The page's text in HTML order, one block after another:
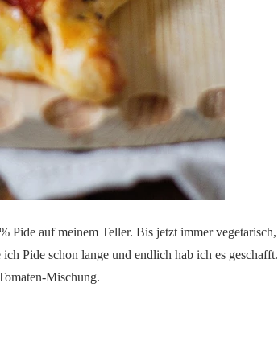
Pide auf meinem Teller. Bis jetzt immer vegetarisch,
Pide schon lange und endlich hab ich es geschafft.
Mischung.